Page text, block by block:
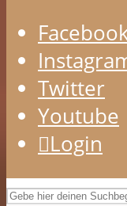
Twitter
Youtube
Login